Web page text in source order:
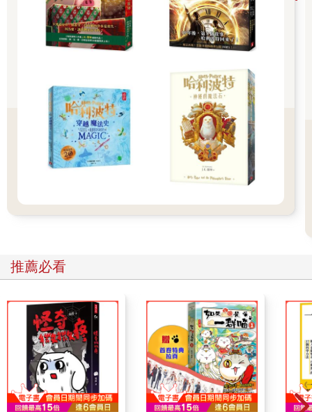
我們中招了……失言的琵絲面如死灰。
「永遠，對不起！我不該多嘴的……」
陪審員用十惡不赦的眼神看著我。
怎麼辦？萬一他們有了先入為主的偏見，認為「會綁架嬰兒的人
肯定也會殺人」、「這種壞蛋就算被判有罪也是活該」的話……
在陪審員表決時，這將對我們非常不利。
「琵絲，使用『不採用卡片』吧！」
琵絲高高舉起一張「不採用卡片」，讓法官清楚看見。
「法官！我要使用『不採用卡片』！」
「批准！證據無效！」
還來不及喘息，艾莉娜又拿起一張卡片。
「命案現場在購物中心的哺乳室，有一段記錄了以下對話的錄
決定性證據？怎麼可能有那種東西？
然而，我聽完法庭上播放的錄音後渾身起了雞皮疙瘩。
「索拉拉，我要……殺了你。」
螢幕上的陪審員們一陣譁然。
「這是造假的！」
我確實說過那句話，但那是因為索拉拉請我說出「我要殺了
你」。
不過，她的部分卻被剪掉了。
神明說過，殺人案要有殺意才成立。那段錄音雖是斷章取義，但
要是被當作證據採用，不就等同我有殺意了嗎？儘管很不甘心，
推薦必看